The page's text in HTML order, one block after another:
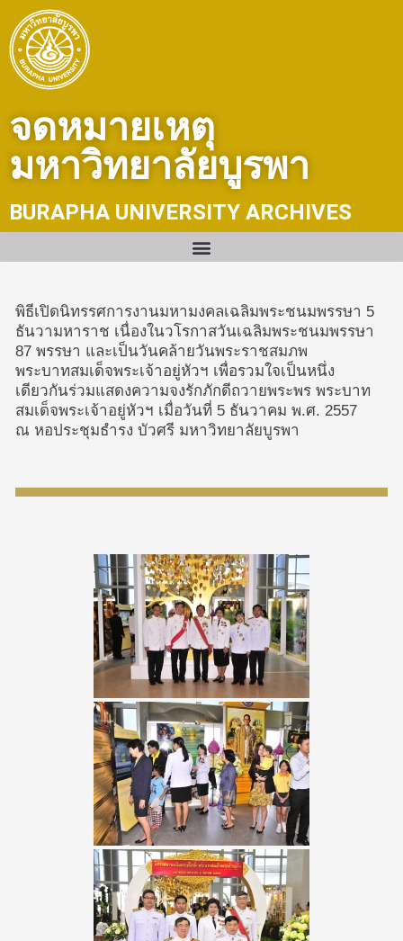
content
จดหมายเหตุ
มหาวิทยาลัยบูรพา
BURAPHA UNIVERSITY ARCHIVES
พิธีเปิดนิทรรศการงานมหามงคลเฉลิมพระชนมพรรษา 5
ธันวามหาราช เนื่องในวโรกาสวันเฉลิมพระชนมพรรษา
87 พรรษา และเป็นวันคล้ายวันพระราชสมภพ
พระบาทสมเด็จพระเจ้าอยู่หัวฯ เพื่อรวมใจเป็นหนึ่ง
เดียวกันร่วมแสดงความจงรักภักดีถวายพระพร พระบาท
สมเด็จพระเจ้าอยู่หัวฯ เมื่อวันที่ 5 ธันวาคม พ.ศ. 2557
ณ หอประชุมธำรง บัวศรี มหาวิทยาลัยบูรพา